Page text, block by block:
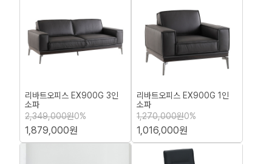
리바트오피스 EX900G 3인
소파
2,349,000원0%
1,879,000원
리바트오피스 EX900G 1인
소파
1,270,000원0%
1,016,000원